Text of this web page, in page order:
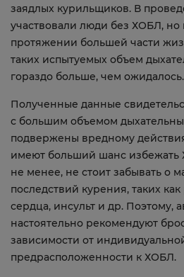
заядлых курильщиков. В
участвовали люди без ХОБЛ,
протяжении большей части
таких испытуемых объем
гораздо больше, чем ожидалось.
Полученные данные
с большим объемом
подвержены вредному
имеют больший шанс избежать
не менее, не стоит забывать о
последствий курения, таких
сердца, инсульт и др. Поэтому,
настоятельно рекомендуют
зависимости от
предрасположенности к ХОБЛ.